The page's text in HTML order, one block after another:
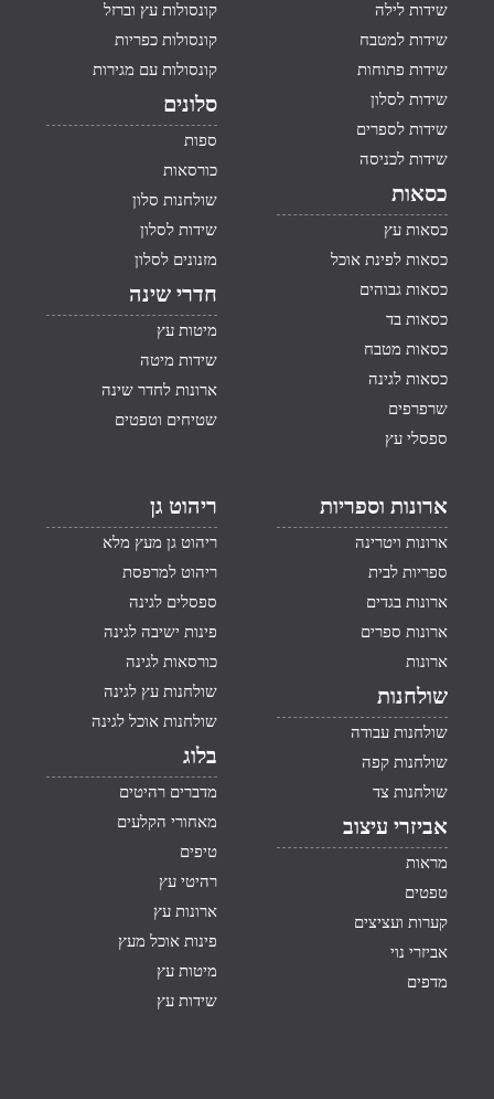
שידות לילה
שידות למטבח
שידות פתוחות
שידות לסלון
שידות לספרים
שידות לכניסה
כסאות
כסאות עץ
כסאות לפינת אוכל
כסאות גבוהים
כסאות בד
כסאות מטבח
כסאות לגינה
שרפרפים
ספסלי עץ
קונסולות עץ וברזל
קונסולות כפריות
קונסולות עם מגירות
סלונים
ספות
כורסאות
שולחנות סלון
שידות לסלון
מזנונים לסלון
חדרי שינה
מיטות עץ
שידות מיטה
ארונות לחדר שינה
שטיחים וטפטים
ארונות וספריות
ארונות ויטרינה
ספריות לבית
ארונות בגדים
ארונות ספרים
ארונות
שולחנות
שולחנות עבודה
שולחנות קפה
שולחנות צד
אביזרי עיצוב
מראות
טפטים
קערות ועציצים
אביזרי נוי
מדפים
ריהוט גן
ריהוט גן מעץ מלא
ריהוט למרפסת
ספסלים לגינה
פינות ישיבה לגינה
כורסאות לגינה
שולחנות עץ לגינה
שולחנות אוכל לגינה
בלוג
מדברים רהיטים
מאחורי הקלעים
טיפים
רהיטי עץ
ארונות עץ
פינות אוכל מעץ
מיטות עץ
שידות עץ